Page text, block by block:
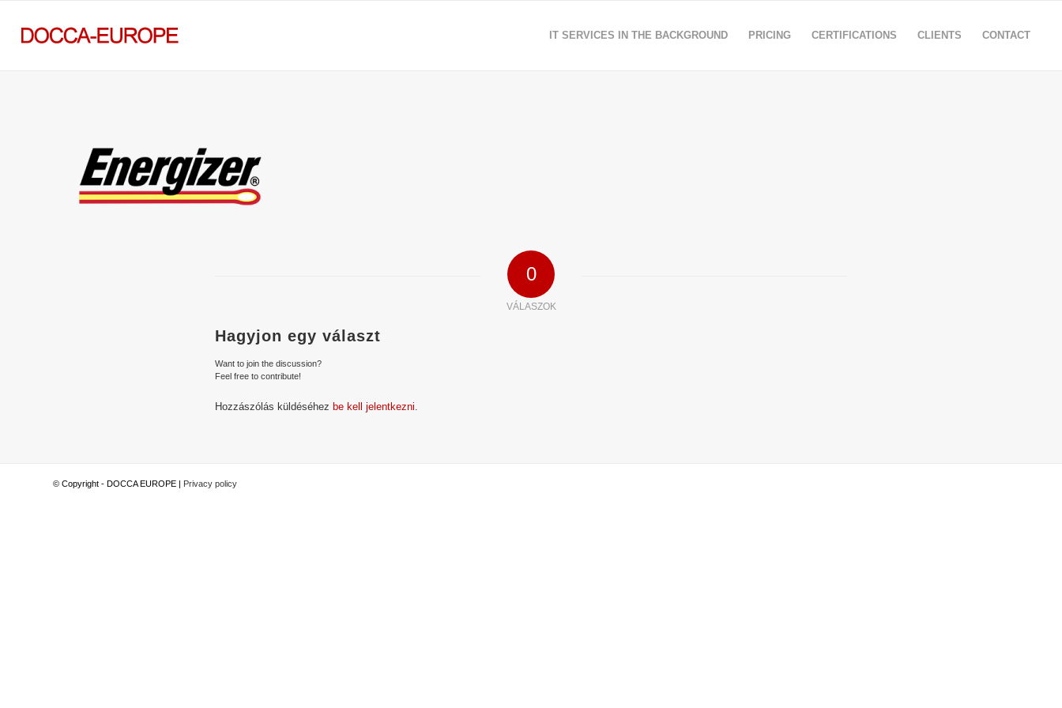
IT SERVICES IN THE BACKGROUND PRICING CERTIFICATIONS CLIENTS CONTACT
0
VÁLASZOK
Hagyjon egy választ
Want to join the discussion?
Feel free to contribute!
Hozzászólás küldéséhez be kell jelentkezni.
© Copyright - DOCCA EUROPE | Privacy policy